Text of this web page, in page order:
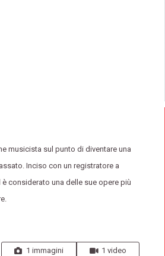
musicista sul punto di diventare una
Inciso con un registratore a
considerato una delle sue opere più
1 immagini 1 video